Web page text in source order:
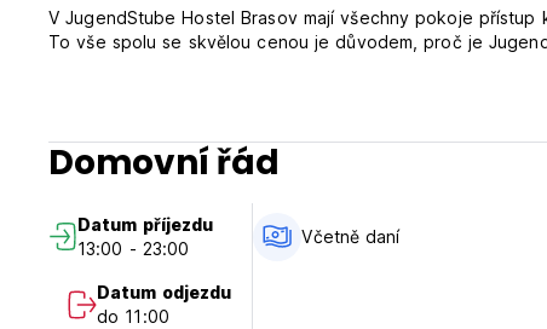
V JugendStube Hostel Brasov mají všechny pokoje
To vše spolu se skvělou cenou je důvodem, proč je
Domovní řád
Datum příjezdu
13:00 - 23:00
Datum odjezdu
do 11:00
Včetně daní